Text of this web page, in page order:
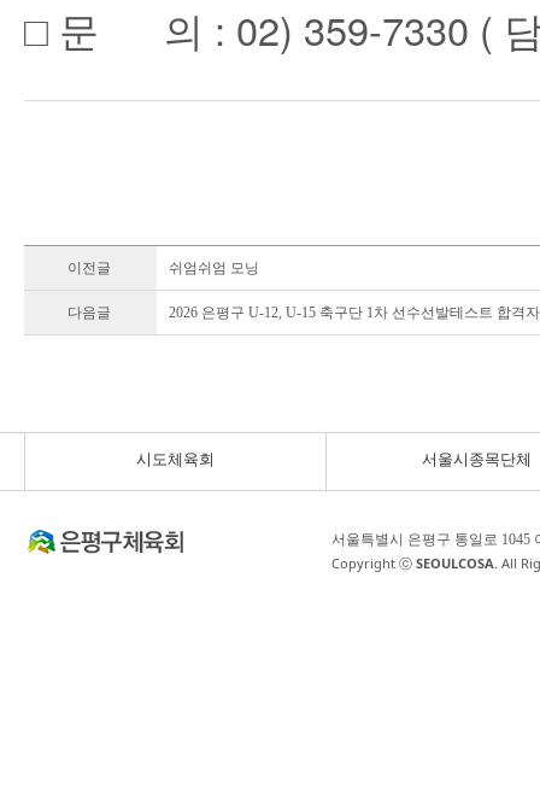
□ 문 의 : 02) 359-7330 (
이전글 쉬엄쉬엄 모닝
다음글 2026 은평구 U-12, U-15 축구단 1차 선수선발테스트 합격
시도체육회 서울시종목단체
서울특별시 은평구 통일로 1045
Copyright ⓒ SEOULCOSA. All